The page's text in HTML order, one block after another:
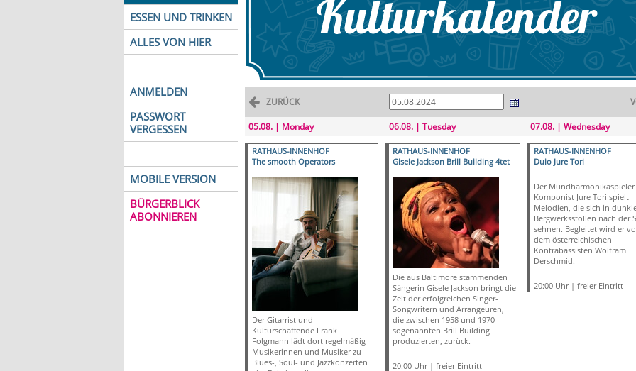
ESSEN UND TRINKEN
ALLES VON HIER
ANMELDEN
PASSWORT
VERGESSEN
MOBILE VERSION
BÜRGERBLICK
ABONNIEREN
ZURÜCK
05.08. | Monday
RATHAUS-INNENHOF
The smooth Operators
Der Gitarrist und
Kulturschaffende Frank
Folgmann lädt dort regelmäßig
Musikerinnen und Musiker zu
Blues-, Soul- und Jazzkonzerten
06.08. | Tuesday
RATHAUS-INNENHOF
Gisele Jackson Brill Building 4tet
Die aus Baltimore stammenden
Sängerin Gisele Jackson bringt die
Zeit der erfolgreichen Singer-
Songwritern und Arrangeuren,
die zwischen 1958 und 1970
sogenannten Brill Building
produzierten, zurück.
20:00 Uhr | freier Eintritt
07.08. | Wednesday
RATHAUS-INNENHOF
Duio Jure Tori
Der
Komponist Jure Tori spielt
Melodien, die sich in
Bergwerksstollen nach der
sehnen. Begleitet wird er
dem österreichischen
Kontrabassisten Wolfram
Derschmid.
20:00 Uhr | freier Eintritt